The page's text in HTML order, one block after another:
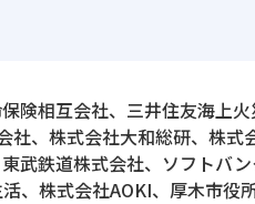
険相互会社、三井住友海上
、株式会社大和総研、株式
武鉄道株式会社、ソフトバ
活、株式会社AOKI、厚木